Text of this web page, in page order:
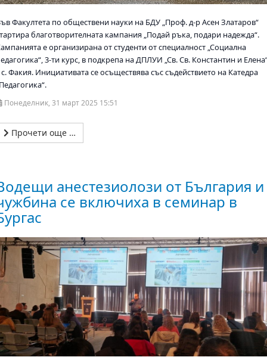
Факултета по обществени науки на БДУ „Проф. д-р Асен Златаров“
благотворителната кампания „Подай ръка, подари надежда“.
е организирана от студенти от специалност „Социална
3-ти курс, в подкрепа на ДПЛУИ „Св. Св. Константин и
с. Факия. Инициативата се осъществява със съдействието на Катедра
Понеделник, 31 март 2025 15:51
Прочети още …
анестезиолози от България и
се включиха в семинар в